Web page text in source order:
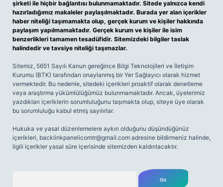
şirketi ile hiçbir bağlantısı bulunmamaktadır. Sitede yalnızca kendi
hazırladığımız makaleler paylaşılmaktadır. Burada yer alan içerikler
haber niteliği taşımamakta olup, gerçek kurum ve kişiler hakkında
paylaşım yapılmamaktadır. Gerçek kurum ve kişiler ile isim
benzerlikleri tamamen tesadüfidir. Sitemizdeki bilgiler taslak
halindedir ve tavsiye niteliği taşımazlar.
Sitemiz, 5651 Sayılı Kanun gereğince Bilgi Teknolojileri ve İletişim
Kurumu (BTK) tarafından onaylanmış bir Yer Sağlayıcı olarak hizmet
vermektedir. Bu nedenle, sitedeki içerikleri proaktif olarak denetleme
veya araştırma yükümlülüğümüz bulunmamaktadır. Ancak, üyelerimiz
yazdıkları içeriklerin sorumluluğunu taşımakta olup, siteye üye olarak
bu sorumluluğu kabul etmiş sayılırlar.
Hukuka ve yasal düzenlemelere aykırı olduğunu düşündüğünüz
içerikleri, backlinkpanelicomtr@gmail.com adresine bildirmeniz halinde,
ilgili içerikler yasal süre içerisinde sitemizden kaldırılacaktır.